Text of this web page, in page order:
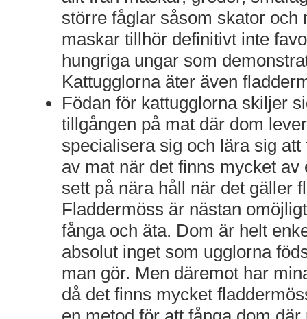
större fåglar såsom skator och
maskar tillhör definitivt inte
hungriga ungar som
Kattugglorna äter även
Födan för kattugglorna skiljer
tillgången på mat där dom
specialisera sig och lära sig
av mat när det finns mycket
sett på nära håll när det gäller
Fladdermöss är nästan
fånga och äta. Dom är helt
absolut inget som ugglorna
man gör. Men däremot har
då det finns mycket